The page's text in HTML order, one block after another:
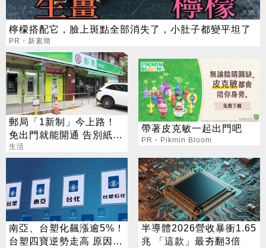
檸檬搭配它，臉上斑點全部消失了，小肚子都變平坦了
PR・新素簡
郵局「1新制」今上路！
免出門就能開通 告別紙本
不用跑臨櫃
生活
帶著皮克敏一起出門吧
PR・Pikmin Bloom
南亞、台塑化飆漲逾5%！
台塑四寶逆勢走高 原因找
半導體2026營收暴衝1.65
兆 「這款」最夯翻3倍